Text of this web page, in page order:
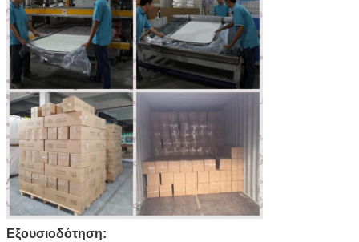
Εξουσιοδότηση: